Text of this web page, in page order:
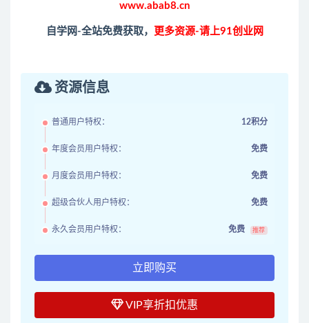
www.abab8.cn
自学网-全站免费获取， 更多资源-请上91创业网
资源信息
普通用户特权： 12积分
年度会员用户特权： 免费
月度会员用户特权： 免费
超级合伙人用户特权： 免费
永久会员用户特权： 免费 推荐
立即购买
VIP享折扣优惠